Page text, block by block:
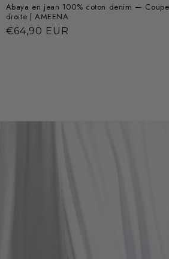
Abaya en jean 100% coton denim — Coupe
droite | AMEENA
Prix
€64,90 EUR